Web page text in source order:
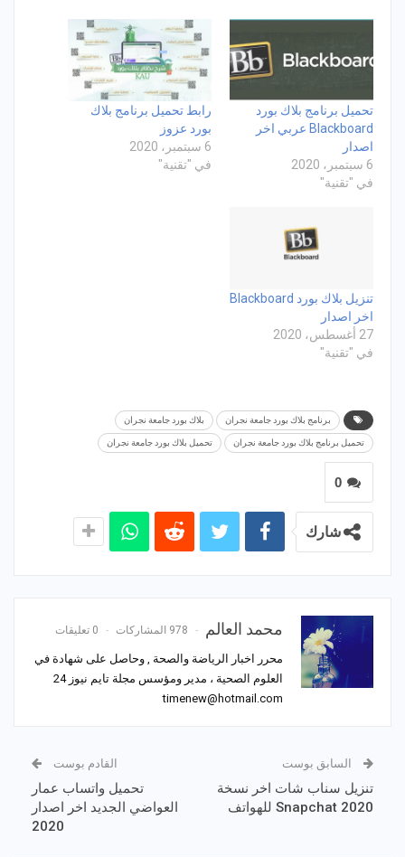
تحميل برنامج بلاك بورد
Blackboard عربي اخر
اصدار
6 سبتمبر، 2020
في "تقنية"
رابط تحميل برنامج بلاك
بورد عزوز
6 سبتمبر، 2020
في "تقنية"
تنزيل بلاك بورد Blackboard
اخر اصدار
27 أغسطس، 2020
في "تقنية"
برنامج بلاك بورد جامعة نجران بلاك بورد جامعة نجران
تحميل برنامج بلاك بورد جامعة نجران تحميل بلاك بورد جامعة نجران
0
شارك
محمد العالم 978 المشاركات 0 تعليقات
محرر اخبار الرياضة والصحة , وحاصل على شهادة في
العلوم الصحية ، مدير ومؤسس مجلة تايم نيوز 24
timenew@hotmail.com
السابق بوست
تنزيل سناب شات اخر نسخة
Snapchat 2020 للهواتف
القادم بوست
تحميل واتساب عمار
العواضي الجديد اخر اصدار
2020